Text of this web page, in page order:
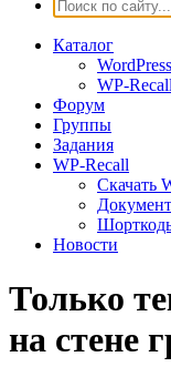
Каталог
WordPress
WP-Recall
Форум
Группы
Задания
WP-Recall
Скачать
Новости
Только
на стене